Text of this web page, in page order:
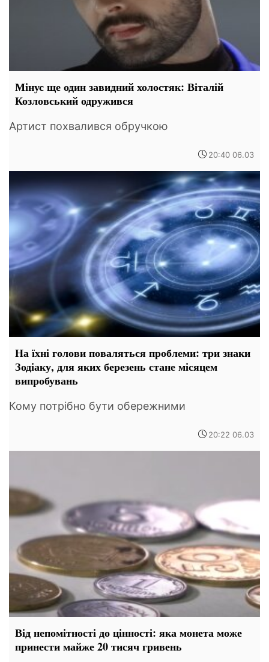
Мінус ще один завидний холостяк: Віталій
Козловський одружився
Артист похвалився обручкою
20:40 06.03
На їхні голови поваляться проблеми: три знаки
Зодіаку, для яких березень стане місяцем
випробувань
Кому потрібно бути обережними
20:22 06.03
Від непомітності до цінності: яка монета може
принести майже 20 тисяч гривень